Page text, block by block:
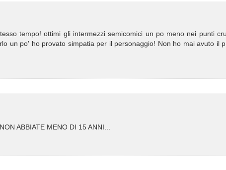
tempo! ottimi gli intermezzi semicomici un po meno nei punti
un po' ho provato simpatia per il personaggio! Non ho mai avuto il
ABBIATE MENO DI 15 ANNI...